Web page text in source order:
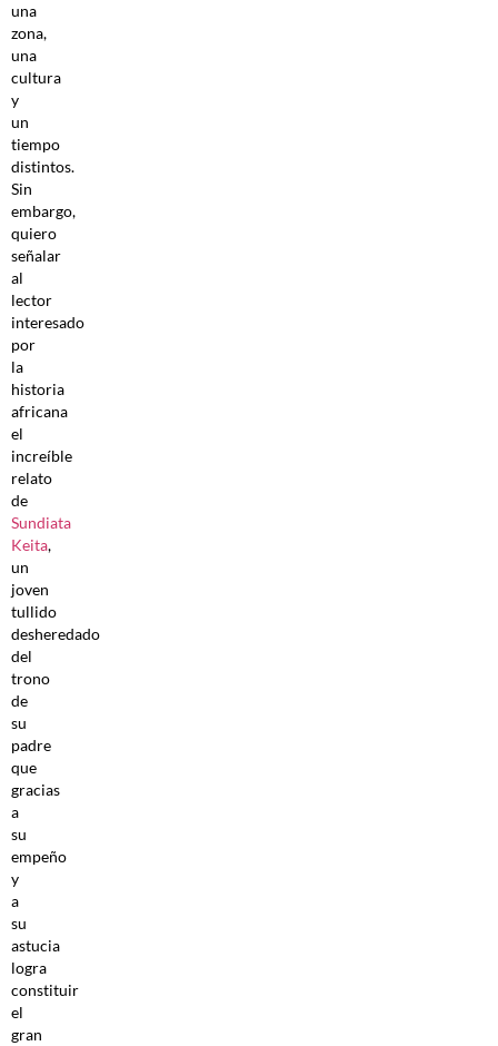
una
zona,
una
cultura
y
un
tiempo
distintos.
Sin
embargo,
quiero
señalar
al
lector
interesado
por
la
historia
africana
el
increíble
relato
de
Sundiata
Keita,
un
joven
tullido
desheredado
del
trono
de
su
padre
que
gracias
a
su
empeño
y
a
su
astucia
logra
constituir
el
gran